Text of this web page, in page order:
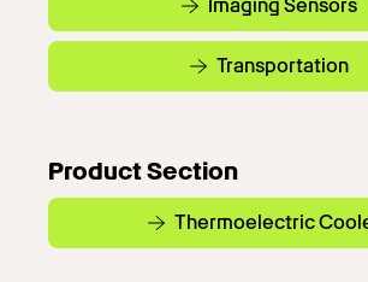
Imaging Sensors
Transportation
Product Section
Thermoelectric